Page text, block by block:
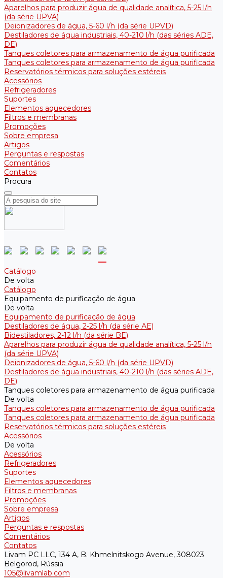
Aparelhos para produzir água de qualidade analítica, 5-25 l/h
(da série UPVA)
Deionizadores de água, 5-60 l/h (da série UPVD)
Destiladores de água industriais, 40-210 l/h (das séries ADE,
DE)
Tanques coletores para armazenamento de água purificada
Tanques coletores para armazenamento de água purificada
Reservatórios térmicos para soluções estéreis
Acessórios
Refrigeradores
Suportes
Elementos aquecedores
Filtros e membranas
Promoções
Sobre empresa
Artigos
Perguntas e respostas
Comentários
Contatos
Procura
Catálogo
De volta
Catálogo
Equipamento de purificação de água
De volta
Equipamento de purificação de água
Destiladores de água, 2-25 l/h (da série АE)
Bidestiladores, 2-12 l/h (da série BE)
Aparelhos para produzir água de qualidade analítica, 5-25 l/h
(da série UPVA)
Deionizadores de água, 5-60 l/h (da série UPVD)
Destiladores de água industriais, 40-210 l/h (das séries ADE,
DE)
Tanques coletores para armazenamento de água purificada
De volta
Tanques coletores para armazenamento de água purificada
Tanques coletores para armazenamento de água purificada
Reservatórios térmicos para soluções estéreis
Acessórios
De volta
Acessórios
Refrigeradores
Suportes
Elementos aquecedores
Filtros e membranas
Promoções
Sobre empresa
Artigos
Perguntas e respostas
Comentários
Contatos
Livam PC LLC, 134 A, B. Khmelnitskogo Avenue, 308023
Belgorod, Rússia
105@livamlab.com